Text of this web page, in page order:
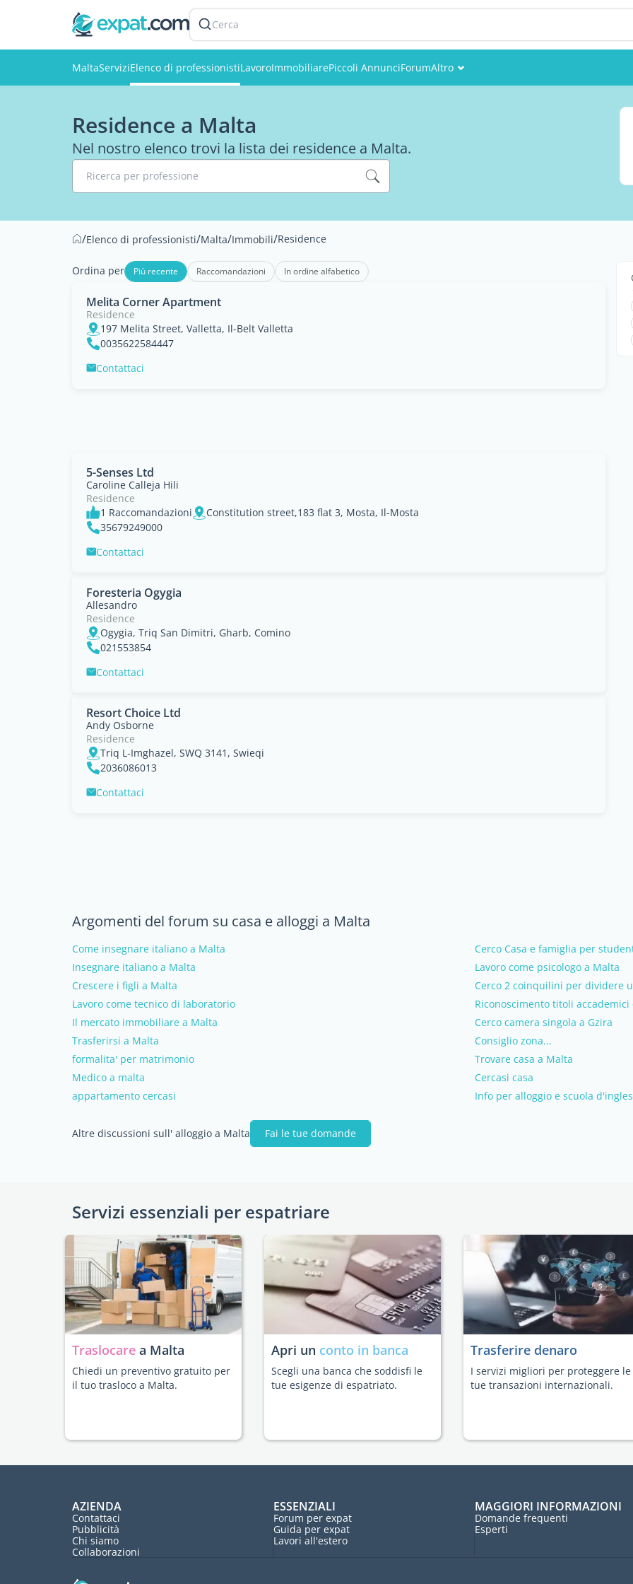
Cerca
MaltaServiziElenco di professionistiLavoroImmobiliarePiccoli AnnunciForumAltro
Residence a Malta
Nel nostro elenco trovi la lista dei residence a Malta.
Ricerca per professione
/Elenco di professionisti/Malta/Immobili/Residence
Ordina per Più recente Raccomandazioni In ordine alfabetico
Melita Corner Apartment
Residence
197 Melita Street, Valletta, Il-Belt Valletta
0035622584447
Contattaci
5-Senses Ltd
Caroline Calleja Hili
Residence
1 Raccomandazioni
Constitution street,183 flat 3, Mosta, Il-Mosta
35679249000
Contattaci
Foresteria Ogygia
Allesandro
Residence
Ogygia, Triq San Dimitri, Gharb, Comino
021553854
Contattaci
Resort Choice Ltd
Andy Osborne
Residence
Triq L-Imghazel, SWQ 3141, Swieqi
2036086013
Contattaci
Argomenti del forum su casa e alloggi a Malta
Come insegnare italiano a Malta
Cerco Casa e famiglia per
Insegnare italiano a Malta
Lavoro come psicologo a Malta
Crescere i figli a Malta
Cerco 2 coinquilini per dividere
Lavoro come tecnico di laboratorio
Riconoscimento titoli
Il mercato immobiliare a Malta
Cerco camera singola a Gzira
Trasferirsi a Malta
Consiglio zona...
formalita' per matrimonio
Trovare casa a Malta
Medico a malta
Cercasi casa
appartamento cercasi
Info per alloggio e scuola
Altre discussioni sull' alloggio a Malta Fai le tue domande
Servizi essenziali per espatriare
Traslocare a Malta
Chiedi un preventivo gratuito per
il tuo trasloco a Malta.
Apri un conto in banca
Scegli una banca che soddisfi le
tue esigenze di espatriato.
Trasferire denaro
I servizi migliori per proteggere le
tue transazioni internazionali.
AZIENDA
Contattaci
Pubblicità
Chi siamo
Collaborazioni
ESSENZIALI
Forum per expat
Guida per expat
Lavori all'estero
MAGGIORI INFORMAZIONI
Domande frequenti
Esperti